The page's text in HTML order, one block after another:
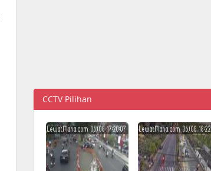
CCTV Pilihan